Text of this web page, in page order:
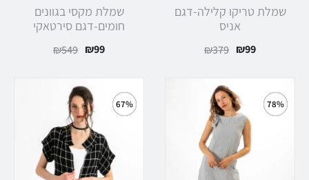
שמלת טריקו קלילה-דגם
אניס
₪379 ₪99
שמלת מקסי בגוונים
חומים-דגם סירטאקי
₪549 ₪99
78%
67%